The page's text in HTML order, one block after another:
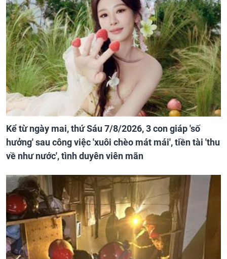
Kể từ ngày mai, thứ Sáu 7/8/2026, 3 con giáp 'số
hưởng' sau công việc 'xuôi chèo mát mái', tiền tài 'thu
về như nước', tình duyên viên mãn